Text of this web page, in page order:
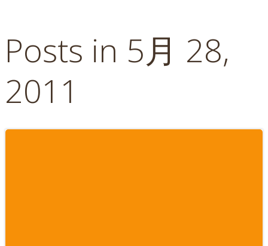
Posts in 5月 28,
2011